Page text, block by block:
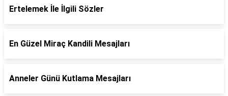
Ertelemek İle İlgili Sözler
En Güzel Miraç Kandili Mesajları
Anneler Günü Kutlama Mesajları